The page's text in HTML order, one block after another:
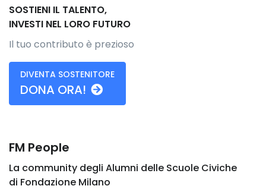
SOSTIENI IL TALENTO,
INVESTI NEL LORO FUTURO
Il tuo contributo è prezioso
DIVENTA SOSTENITORE
DONA ORA!
FM People
La community degli Alumni delle Scuole Civiche
di Fondazione Milano